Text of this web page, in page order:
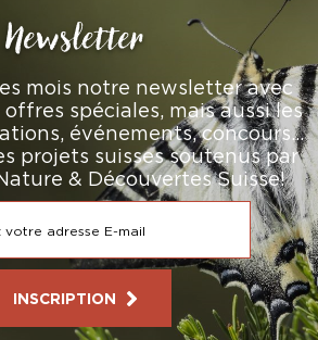
Newsletter
mois notre newsletter avec
offres spéciales, mais aussi les
événements, concours…
projets suisses soutenus par
& Découvertes Suisse!
INSCRIPTION